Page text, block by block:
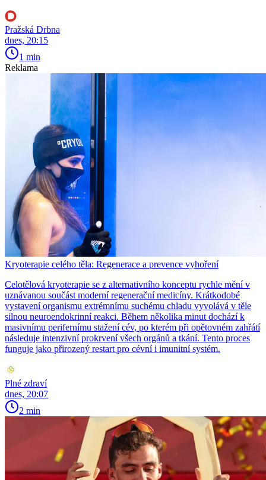
Pražská Drbna
dnes, 20:15
1 min
Reklama
Kryoterapie celého těla: Regenerace a prevence vyhoření
Celotělová kryoterapie se z alternativního konceptu rychle mění v
uznávanou součást moderní regenerační medicíny. Krátkodobé
vystavení organismu extrémnímu suchému chladu vyvolává v těle
silnou neuroendokrinní reakci. Během několika minut dochází k
masivnímu perifernímu stažení cév, po kterém při opětovném zahřátí
následuje intenzivní prokrvení všech orgánů a tkání. Tento proces
funguje jako přirozený restart pro cévní i imunitní systém.
Plné zdraví
dnes, 20:07
2 min